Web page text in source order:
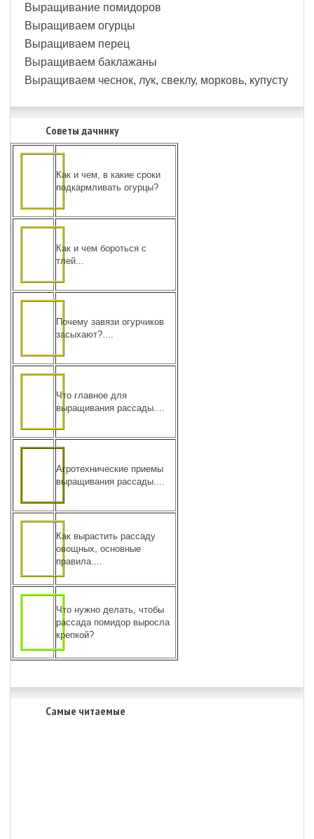
Выращивание помидоров
Выращиваем огурцы
Выращиваем перец
Выращиваем баклажаны
Выращиваем чеснок, лук, свеклу, морковь, купусту
Советы дачнику
Как и чем, в какие сроки
подкармливать огурцы?
Как и чем бороться с
тлей...
Почему завязи огурчиков
засыхают?....
Что главное для
выращивания рассады....
Агротехнические приемы
выращивания рассады....
Как вырастить рассаду
овощных, основные
правила....
Что нужно делать, чтобы
рассада помидор выросла
крепкой?
Самые читаемые